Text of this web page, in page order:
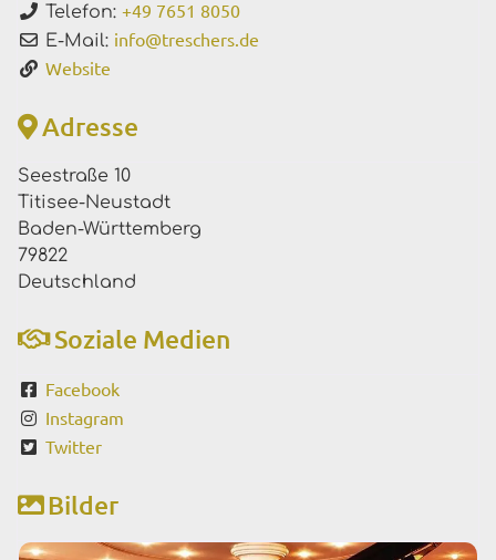
Telefon: +49 7651 8050
E-Mail: info@treschers.de
Website
Adresse
Seestraße 10
Titisee-Neustadt
Baden-Württemberg
79822
Deutschland
Soziale Medien
Facebook
Instagram
Twitter
Bilder